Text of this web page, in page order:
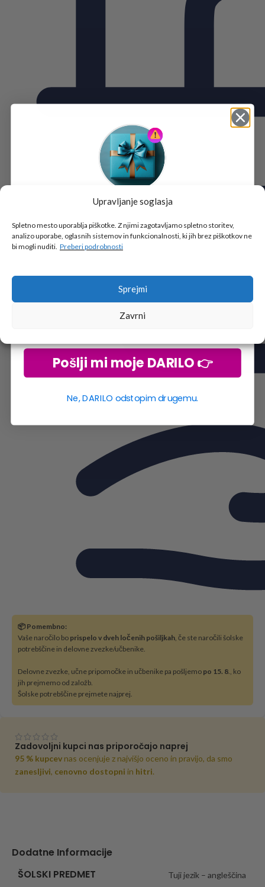
Upravljanje soglasja
Spletno mesto uporablja piškotke. Z njimi zagotavljamo spletno storitev,
analizo uporabe, oglasnih sistemov in funkcionalnosti, ki jih brez piškotkov ne
bi mogli nuditi. Preberi podrobnosti
Sprejmi
Zavrni
📦 Pomembno:
Vaše naročilo bo prispelo v dveh ločenih pošiljkah , če ste naročili šolske
potrebščine in delovne zvezke/učbenike.
Delovne zvezke, učne pripomočke in učbenike pa pošljemo po 15. 8 ., ko
jih prejmemo od založb.
Šolske potrebščine prejmete najprej.
Zadovoljni kupci nas priporočajo naprej
95 % kupcev nas ocenjuje z najvišjo oceno in pravijo, da smo
zanesljivi, cenovno dostopni in hitri.
Dodatne Informacije
ŠOLSKI PREDMET
Tuji jezik – angleščina
Tukaj je!
🎁 DARILO
Vpiši podatke za prejem darila
Pošlji mi moje DARILO 👉
Ne, DARILO odstopim drugemu.